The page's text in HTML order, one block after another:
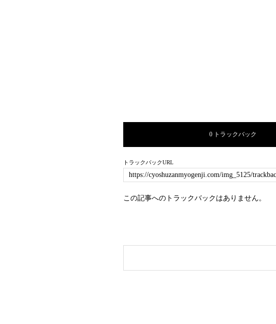
0 トラックバック
トラックバックURL
この記事へのトラックバックはありません。